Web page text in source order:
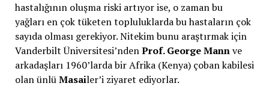
hastalığının oluşma riski artıyor ise, o zaman bu
yağları en çok tüketen topluluklarda bu hastaların çok
sayıda olması gerekiyor. Nitekim bunu araştırmak için
Vanderbilt Üniversitesi’ndenProf. George Mannve
arkadaşları 1960’larda bir Afrika (Kenya) çoban kabilesi
olan ünlüMasailer’i ziyaret ediyorlar.